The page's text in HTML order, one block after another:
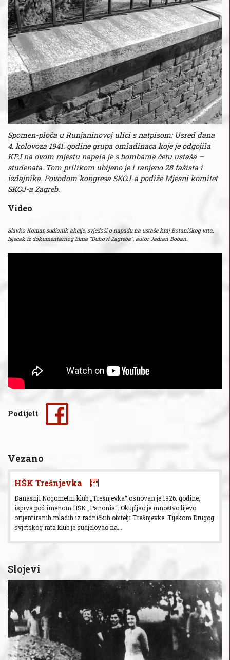
Spomen-ploča u Runjaninovoj ulici s natpisom: Usred dana
4. kolovoza 1941. godine grupa omladinaca koje je odgojila
KPJ na ovom mjestu napala je s bombama četu ustaša –
studenata. Tom prilikom ubijeno je i ranjeno 28 fašista i
izdajnika. Povodom kongresa SKOJ-a podiže Mjesni komitet
SKOJ-a Zagreb.
Video
Slavko Komar, sudionik akcije, svjedoči o napadu na ustaše kraj Botaničkog vrta.
Isječak iz dokumentarnog filma "Duhovi Zagreba", autor Jadran Boban.
Podijeli
Vezano
HŠK Trešnjevka
Današnji Nogometni klub „Trešnjevka“ osnovan je 1926. godine,
isprva pod imenom HŠK „Panonia“. Okupljao je mnoštvo lijevo
orijentiranih mladih iz radničkih obitelji Trešnjevke. Tijekom Drugog
svjetskog rata klub je sudjelovao na...
Slojevi